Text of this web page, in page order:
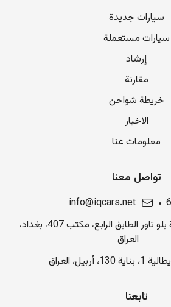
سيارات جديدة
سيارات مستعملة
إرشاد
مقارنة
خريطة شواحن
الاخبار
معلومات عنا
تواصل معنا
info@iqcars.net
شارع الرواد، عمارة بلو تاور الطابق الرابع، مكتب 407، بغداد،
العراق
أربيل، العراق
تابعنا